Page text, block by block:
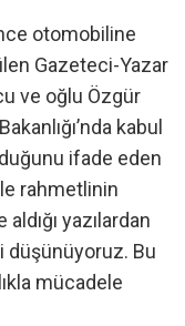
otomobiline
Gazeteci-Yazar
ve oğlu Özgür
kabul
ifade eden
rahmetlinin
yazılardan
düşünüyoruz. Bu
mücadele